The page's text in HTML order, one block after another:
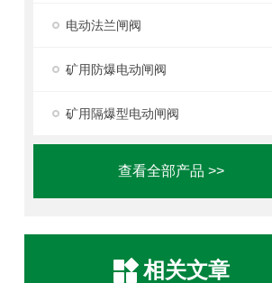
电动法兰闸阀
矿用防爆电动闸阀
矿用隔爆型电动闸阀
查看全部产品 >>
相关文章